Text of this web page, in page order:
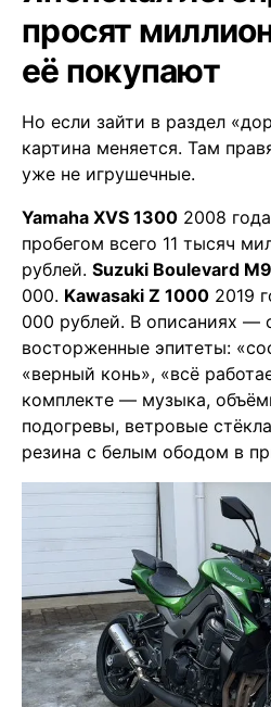
просят
её покупают
Но если зайти в раздел
картина меняется. Там
уже не игрушечные.
Yamaha XVS 1300 2008
пробегом всего 11 тысяч
рублей. Suzuki Boulevard
000. Kawasaki Z 1000 2019
000 рублей. В описаниях —
восторженные эпитеты:
«верный конь», «всё
комплекте — музыка,
подогревы, ветровые
резина с белым ободом в